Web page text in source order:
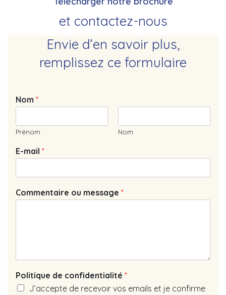
et contactez-nous
Envie d’en savoir plus,
remplissez ce formulaire
Nom *
Prénom Nom
E-mail *
Commentaire ou message *
Politique de confidentialité *
J’accepte de recevoir vos emails et je confirme